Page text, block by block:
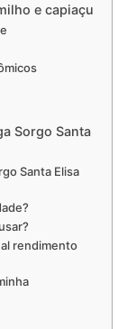
e capiaçu
Sorgo Santa
Santa Elisa
rendimento